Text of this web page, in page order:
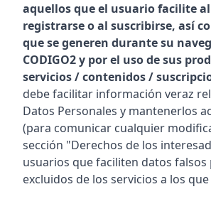
aquellos que el usuario facilite al
registrarse o al suscribirse, así
que se generen durante su
CODIGO2 y por el uso de sus
servicios / contenidos /
debe facilitar información veraz
Datos Personales y mantenerlos
(para comunicar cualquier
sección "Derechos de los
usuarios que faciliten datos
excluidos de los servicios a los